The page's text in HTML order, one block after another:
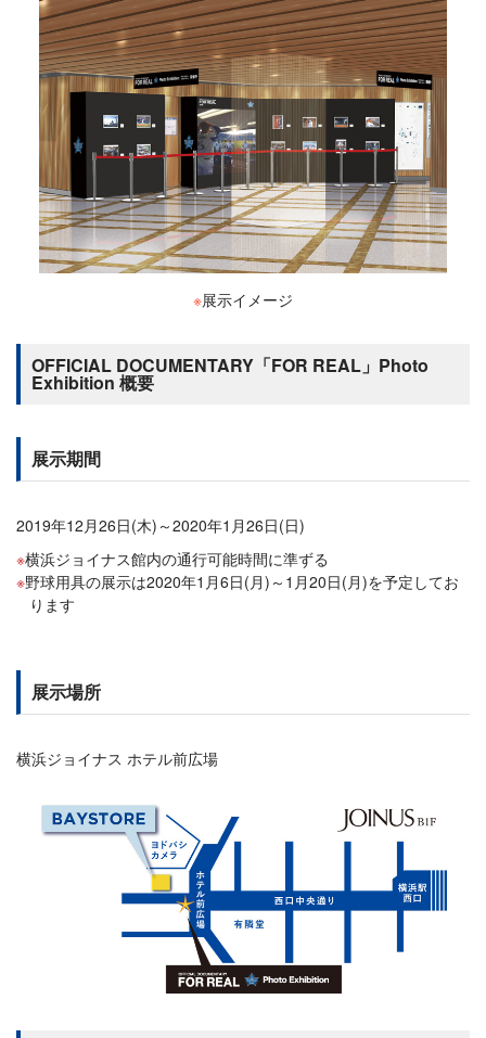
※展示イメージ
OFFICIAL DOCUMENTARY「FOR REAL」Photo
Exhibition 概要
展示期間
2019年12月26日(木)～2020年1月26日(日)
横浜ジョイナス館内の通行可能時間に準ずる
野球用具の展示は2020年1月6日(月)～1月20日(月)を予定してお
ります
展示場所
横浜ジョイナス ホテル前広場